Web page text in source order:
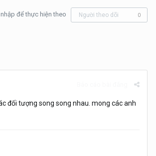
để thực hiện theo Người theo dõi 0
đối tượng song song nhau. mong các anh